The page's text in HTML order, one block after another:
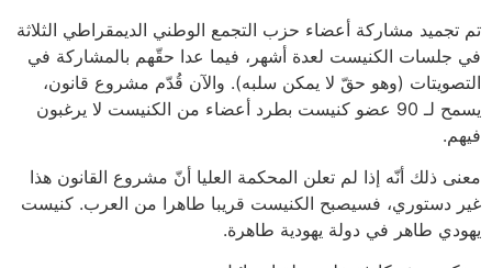
تم تجميد مشاركة أعضاء حزب التجمع الوطني الديمقراطي الثلاثة
في جلسات الكنيست لعدة أشهر، فيما عدا حقّهم بالمشاركة في
التصويتات (وهو حقّ لا يمكن سلبه). والآن قُدّم مشروع قانون،
يسمح لـ 90 عضو كنيست بطرد أعضاء من الكنيست لا يرغبون
فيهم.
معنى ذلك أنّه إذا لم تعلن المحكمة العليا أنّ مشروع القانون هذا
غير دستوري، فسيصبح الكنيست قريبا طاهرا من العرب. كنيست
يهودي طاهر في دولة يهودية طاهرة.